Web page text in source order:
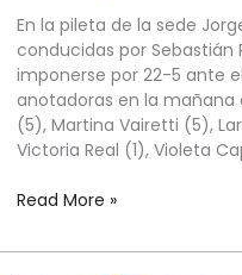
En la pileta de la sede
conducidas por Sebastián
imponerse por 22-5 ante
anotadoras en la mañana
(5), Martina Vairetti (5),
Victoria Real (1), Violeta
Read More »